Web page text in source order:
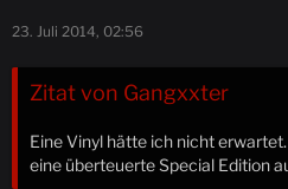
23. Juli 2014, 02:56
Zitat von Gangxxter
Eine Vinyl hätte ich nicht
eine überteuerte Special Edition